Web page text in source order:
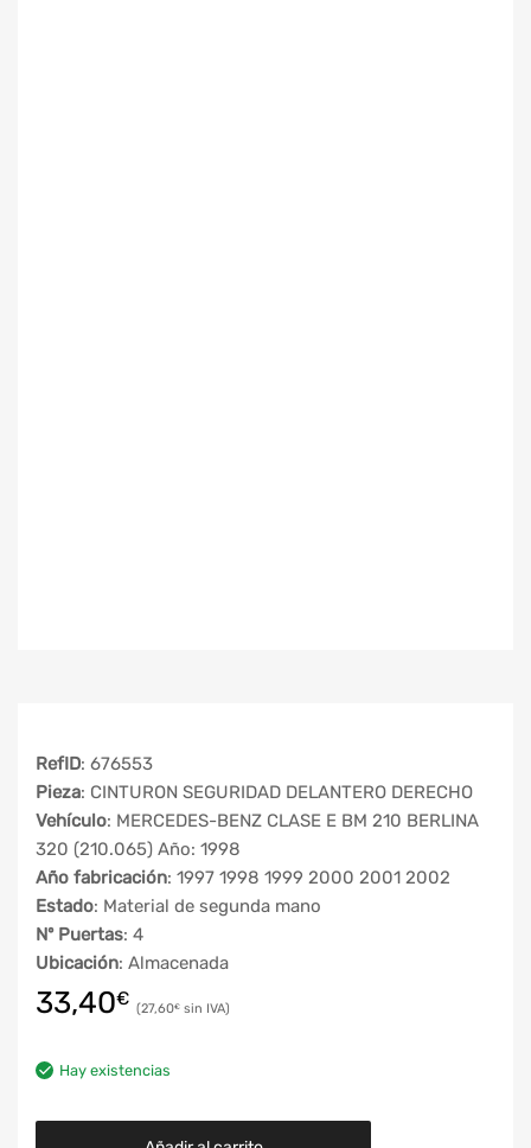
RefID: 676553
Pieza: CINTURON SEGURIDAD DELANTERO DERECHO
Vehículo: MERCEDES-BENZ CLASE E BM 210 BERLINA
320 (210.065) Año: 1998
Año fabricación: 1997 1998 1999 2000 2001 2002
Estado: Material de segunda mano
Nº Puertas: 4
Ubicación: Almacenada
33,40€ 27,60€
Hay existencias